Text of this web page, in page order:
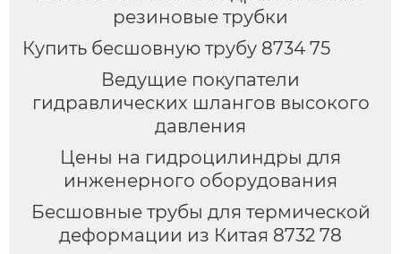
резиновые трубки
Купить бесшовную трубу 8734 75
Ведущие покупатели
гидравлических шлангов высокого
давления
Цены на гидроцилиндры для
инженерного оборудования
Бесшовные трубы для термической
деформации из Китая 8732 78